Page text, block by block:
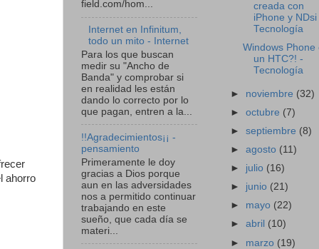
ahorro
field.com/hom...
Internet en Infinitum,
todo un mito - Internet
Para los que buscan
medir su "Ancho de
Banda" y comprobar si
en realidad les están
dando lo correcto por lo
que pagan, entren a la...
!!Agradecimientos¡¡ -
pensamiento
Primeramente le doy
gracias a Dios porque
aun en las adversidades
nos a permitido continuar
trabajando en este
sueño, que cada día se
materi...
creada con
iPhone y NDsi
Tecnología
Windows Phone
un HTC?! -
Tecnología
► noviembre (32)
►octubre (7)
►septiembre (8)
►agosto (11)
► julio (16)
► junio (21)
► mayo (22)
►abril (10)
► marzo (19)